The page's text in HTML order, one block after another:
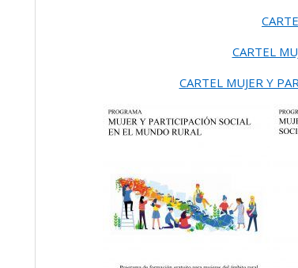
CARTEL
CARTEL MUJER Y